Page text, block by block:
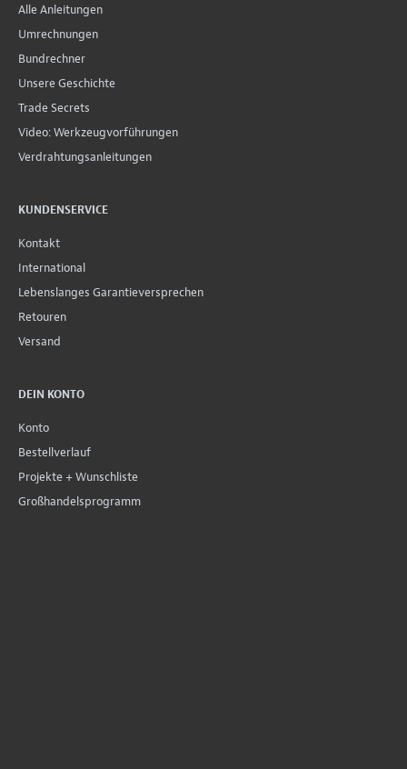
Alle Anleitungen
Umrechnungen
Bundrechner
Unsere Geschichte
Trade Secrets
Video: Werkzeugvorführungen
Verdrahtungsanleitungen
KUNDENSERVICE
Kontakt
International
Lebenslanges Garantieversprechen
Retouren
Versand
DEIN KONTO
Konto
Bestellverlauf
Projekte + Wunschliste
Großhandelsprogramm